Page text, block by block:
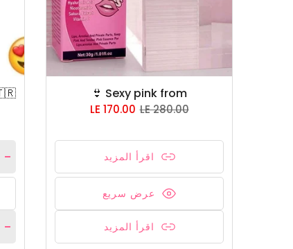
Sexy pink from 👙
LE 280.00
LE 170.00
اقرأ المزيد
عرض سريع
اقرأ المزيد